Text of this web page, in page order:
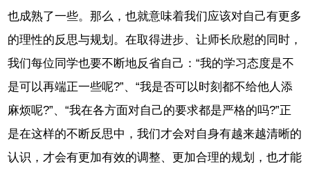
也成熟了一些。那么，也就意味着我们应该对自己有更多
的理性的反思与规划。在取得进步、让师长欣慰的同时，
我们每位同学也要不断地反省自己：“我的学习态度是不
是可以再端正一些呢?”、“我是否可以时刻都不给他人添
麻烦呢?”、“我在各方面对自己的要求都是严格的吗?”正
是在这样的不断反思中，我们才会对自身有越来越清晰的
认识，才会有更加有效的调整、更加合理的规划，也才能